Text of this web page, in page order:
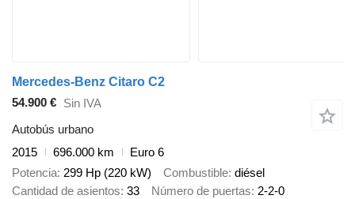
Mercedes-Benz Citaro C2
54.900 € Sin IVA
Autobús urbano
2015
696.000 km
Euro 6
Potencia 299 Hp (220 kW) Combustible diésel
Cantidad de asientos 33 Número de puertas 2-2-0